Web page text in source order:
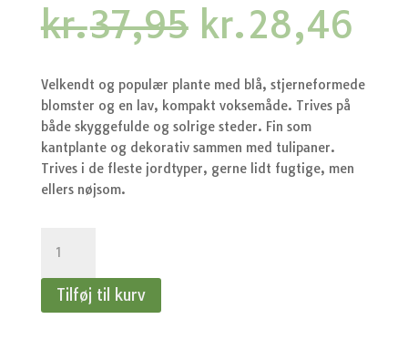
kr.37,95 Den
oprindelige
pris
var:
kr.37,95.
kr.28,46
er:
Velkendt og populær plante med blå, stjerneformede
blomster og en lav, kompakt voksemåde. Trives på
både skyggefulde og solrige steder. Fin som
kantplante og dekorativ sammen med tulipaner.
Trives i de fleste jordtyper, gerne lidt fugtige, men
ellers nøjsom.
Forglemmigej,
Skov-,
Tilføj til kurv